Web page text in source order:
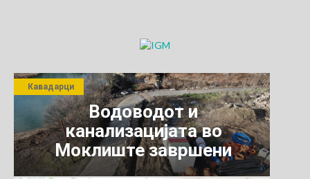
Водоводот и
канализацијата во
Моклиште завршени
Кавадарци